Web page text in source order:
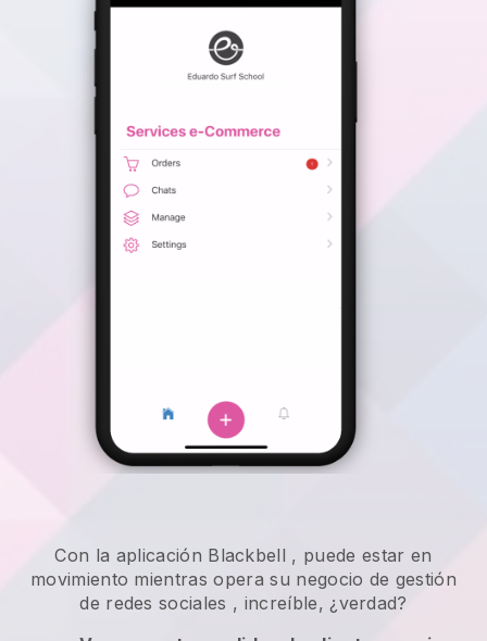
Con la aplicación Blackbell , puede estar en
movimiento mientras opera su negocio de gestión
de redes sociales , increíble, ¿verdad?